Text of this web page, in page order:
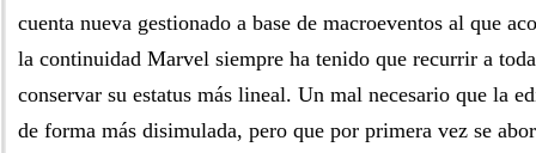
cuenta nueva gestionado a base de macroeventos al que
la continuidad Marvel siempre ha tenido que recurrir a
conservar su estatus más lineal. Un mal necesario que la
de forma más disimulada, pero que por primera vez se